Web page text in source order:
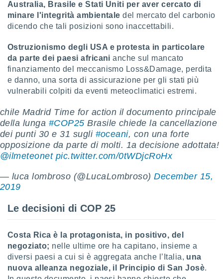
su
e
di
al quale
Per
dei
facendo
cookie
sito
Australia, Brasile e Stati Uniti per aver cercato di
minare l'integrità ambientaledel mercato del carbonio
dicendo che tali posizioni sono inaccettabili.
Ostruzionismo degli USA e protesta in particolare
da parte dei paesi africanianche sul mancato
finanziamento del meccanismo Loss&Damage, perdita
e danno, una sorta di assicurazione per gli stati più
vulnerabili colpiti da eventi meteoclimatici estremi.
chile Madrid Time for action il documento principale
della lunga #COP25 Brasile chiede la cancellazione
dei punti 30 e 31 sugli #oceani, con una forte
opposizione da parte di molti. 1a decisione adottata!
@ilmeteonet pic.twitter.com/0tWDjcRoHx
— luca lombroso (@LucaLombroso)December 15,
2019
Le decisioni di COP 25
Costa Rica è la protagonista, in positivo, del
negoziato; nelle ultime ore ha capitano, insieme a
diversi paesi a cui si è aggregata anche l’Italia, una
nuova alleanza negoziale, il Principio di San Josè.